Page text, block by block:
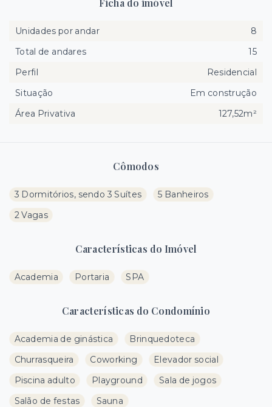
Cômodos
3 Dormitórios, sendo 3 Suítes
5 Banheiros
2 Vagas
Características do Imóvel
Academia Portaria SPA
Características do Condomínio
Academia de ginástica
Brinquedoteca
Churrasqueira
Coworking
Elevador social
Piscina adulto
Playground
Sala de jogos
Salão de festas
Sauna
Ficha do imóvel
Unidades por andar
8
Total de andares
15
Perfil
Residencial
Situação
Em construção
Área Privativa
127,52m²